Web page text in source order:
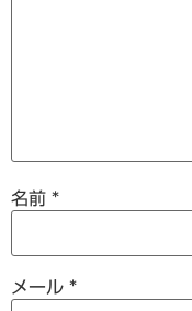
名前 *
メール *